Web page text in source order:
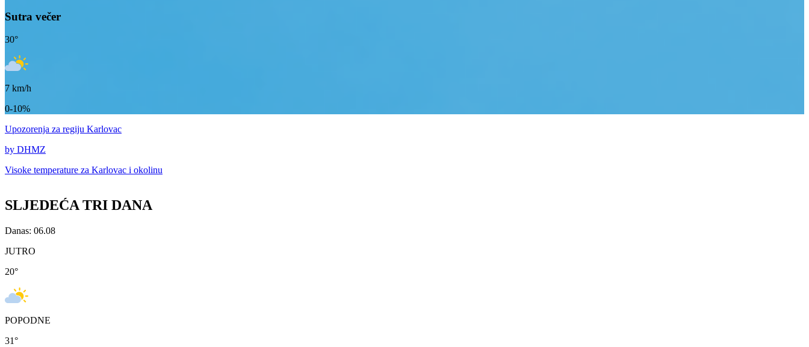
Sutra večer
30°
7 km/h
0-10%
Upozorenja za regiju Karlovac
by DHMZ
Visoke temperature za Karlovac i okolinu
SLJEDEĆA TRI DANA
Danas: 06.08
JUTRO
20°
POPODNE
31°